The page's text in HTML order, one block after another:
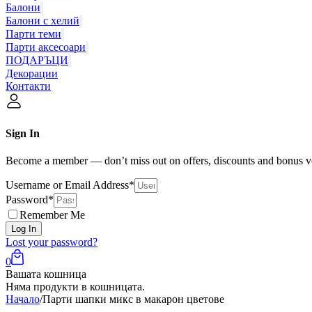
Балони
Балони с хелий
Парти теми
Парти аксесоари
ПОДАРЪЦИ
Декорации
Контакти
Sign In
Become a member — don’t miss out on offers, discounts and bonus
Username or Email Address*
Password*
Remember Me
Log In
Lost your password?
0
Вашата кошница
Няма продукти в кошницата.
Начало/Парти шапки микс в макарон цветове